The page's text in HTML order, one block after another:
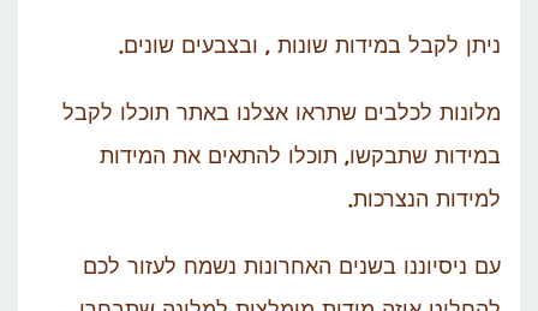
ניתן לקבל במידות שונות , ובצבעים שונים.
מלונות לכלבים שתראו אצלנו באתר תוכלו לקבל
במידות שתבקשו, תוכלו להתאים את המידות
למידות הנצרכות.
עם ניסיוננו בשנים האחרונות נשמח לעזור לכם